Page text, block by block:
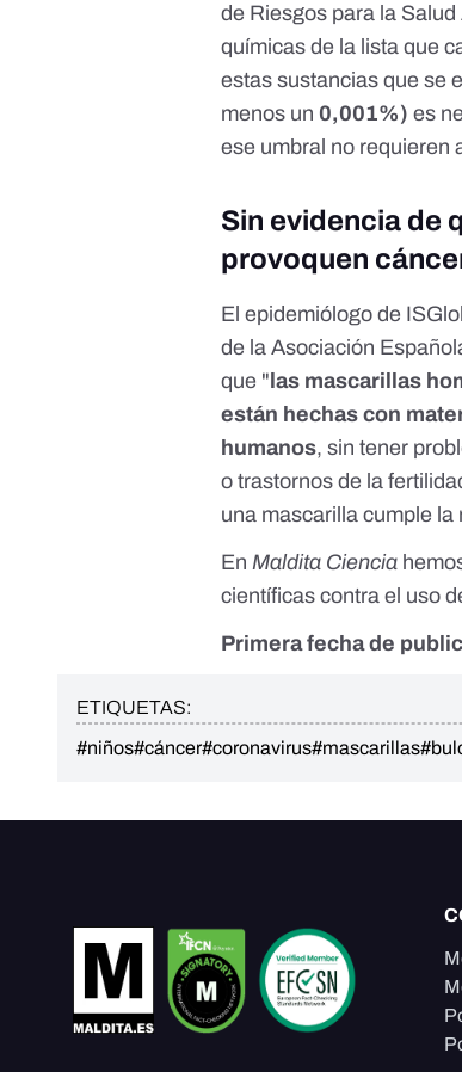
de Riesgos para la
químicas de la lista que
estas sustancias que se
menos un 0,001%) es
ese umbral no requieren
Sin evidencia de
provoquen
El epidemiólogo de
de la Asociación
que " las mascarillas
están hechas con
humanos, sin tener
o trastornos de la
una mascarilla cumple
EnMaldita Ciencia
científicas contra el uso
Primera fecha de
ETIQUETAS:
#niños#cáncer#coronavirus#mascarillas